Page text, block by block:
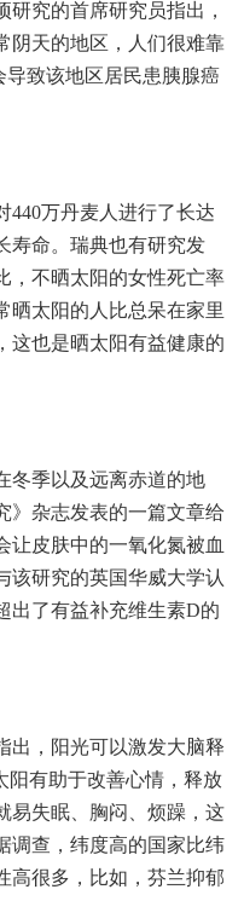
究的首席研究员指出，
阴天的地区，人们很难靠
致该地区居民患胰腺癌
440万丹麦人进行了长达
寿命。瑞典也有研究发
，不晒太阳的女性死亡率
晒太阳的人比总呆在家里
这也是晒太阳有益健康的
冬季以及远离赤道的地
》杂志发表的一篇文章给
让皮肤中的一氧化氮被血
该研究的英国华威大学认
出了有益补充维生素D的
出，阳光可以激发大脑释
阳有助于改善心情，释放
易失眠、胸闷、烦躁，这
调查，纬度高的国家比纬
高很多，比如，芬兰抑郁